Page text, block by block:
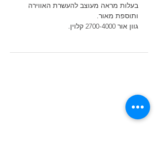
בעלות מראה מעוצב להעשרת האווירה
ותוספת מאור.
גוון אור 2700-4000 קלוין.